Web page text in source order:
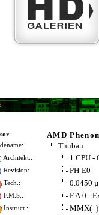
: AMD
Thuban
Architekt.: 1 CPU -
Revision: PH-E0
Tech.: 0.0450 µ
F.M.S.: F.A.0 -
Instruct.: MMX(+)